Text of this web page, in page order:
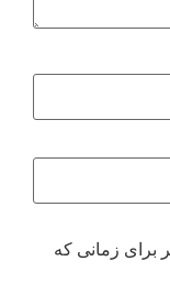
برای زمانی که